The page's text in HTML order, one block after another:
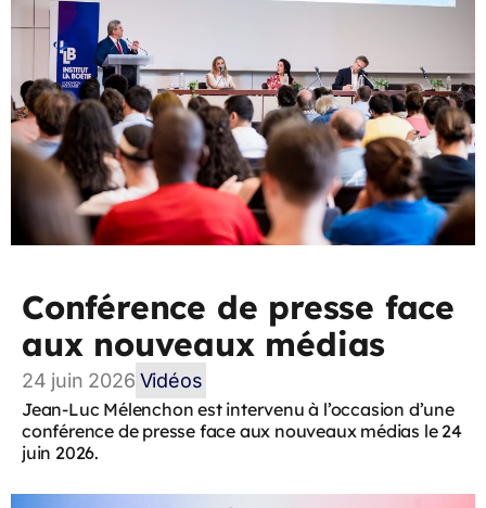
Conférence de presse face
aux nouveaux médias
24 juin 2026 Vidéos
Jean-Luc Mélenchon est intervenu à l’occasion d’une
conférence de presse face aux nouveaux médias le 24
juin 2026.